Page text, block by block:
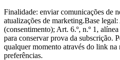
Finalidade: enviar comunicações de
atualizações de marketing.Base
(consentimento); Art. 6.º, n.º 1,
para conservar prova da subscrição.
qualquer momento através do link
preferências.